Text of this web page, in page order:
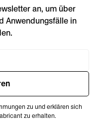
an, um über
Anwendungsfälle in
zu und erklären sich
zu erhalten.